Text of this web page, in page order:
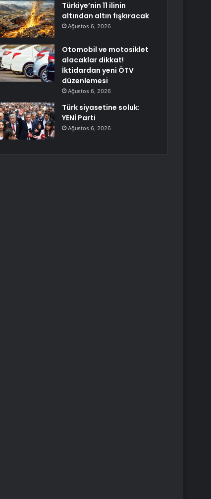
Türkiye’nin 11 ilinin
altından altın fışkıracak
Ağustos 6, 2026
Otomobil ve motosiklet
alacaklar dikkat!
İktidardan yeni ÖTV
düzenlemesi
Ağustos 6, 2026
Türk siyasetine soluk:
YENİ Parti
Ağustos 6, 2026